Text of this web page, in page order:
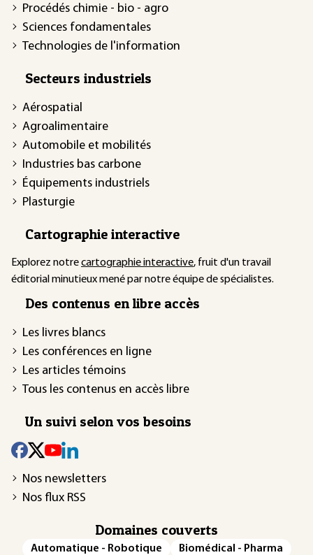
Procédés chimie - bio - agro
Sciences fondamentales
Technologies de l'information
Secteurs industriels
Aérospatial
Agroalimentaire
Automobile et mobilités
Industries bas carbone
Équipements industriels
Plasturgie
Cartographie interactive
Explorez notrecartographie interactive, fruit d'un travail
éditorial minutieux mené par notre équipe de spécialistes.
Des contenus en libre accès
Les livres blancs
Les conférences en ligne
Les articles témoins
Tous les contenus en accès libre
Un suivi selon vos besoins
Nos newsletters
Nos flux RSS
Domaines couverts
Automatique - Robotique
Biomédical - Pharma